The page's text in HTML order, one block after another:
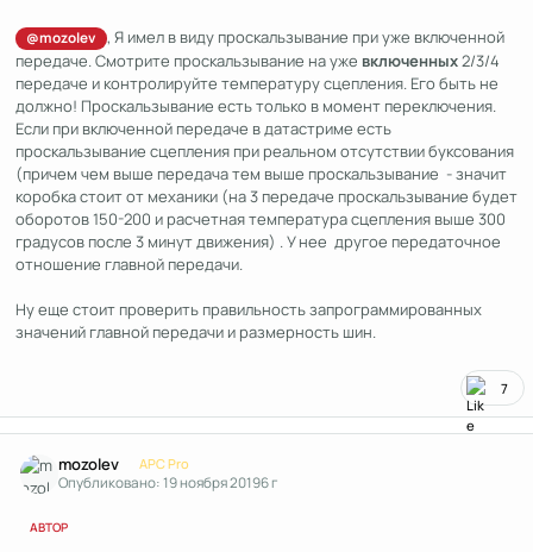
@mozolev
, Я имел в виду проскальзывание при уже включенной
передаче. Смотрите проскальзывание на уже включенных2/3/4
передаче и контролируйте температуру сцепления. Его быть не
должно! Проскальзывание есть только в момент переключения.
Если при включенной передаче в датастриме есть
проскальзывание сцепления при реальном отсутствии буксования
(причем чем выше передача тем выше проскальзывание - значит
коробка стоит от механики (на 3 передаче проскальзывание будет
оборотов 150-200 и расчетная температура сцепления выше 300
градусов после 3 минут движения) . У нее другое передаточное
отношение главной передачи.
Ну еще стоит проверить правильность запрограммированных
значений главной передачи и размерность шин.
7
mozolev APC Pro
Опубликовано:19 ноября 20196 г
АВТОР